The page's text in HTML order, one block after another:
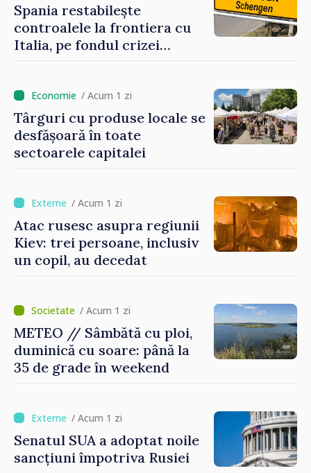
Spania restabilește
controalele la frontiera cu
Italia, pe fondul crizei
/ Acum 1 zi
Târguri cu produse locale se
desfășoară în toate
sectoarele capitalei
/ Acum 1 zi
Atac rusesc asupra regiunii
Kiev: trei persoane, inclusiv
un copil, au decedat
/ Acum 1 zi
METEO // Sâmbătă cu ploi,
duminică cu soare: până la
35 de grade în weekend
/ Acum 1 zi
Senatul SUA a adoptat noile
sancțiuni împotriva Rusiei